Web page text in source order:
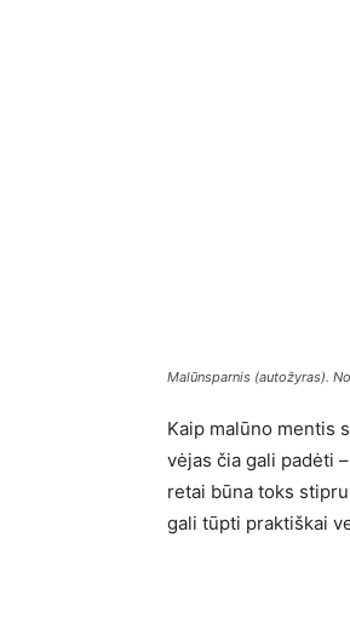
Malūnsparnis (autožyras).
Kaip malūno mentis
vėjas čia gali padėti –
retai būna toks
gali tūpti praktiškai